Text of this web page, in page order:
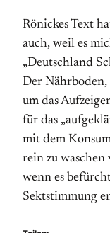
Rönickes Text
auch, weil es
„Deutschland
Der Nährboden,
um das
für das
mit dem
rein zu
wenn es
Sektstimmung